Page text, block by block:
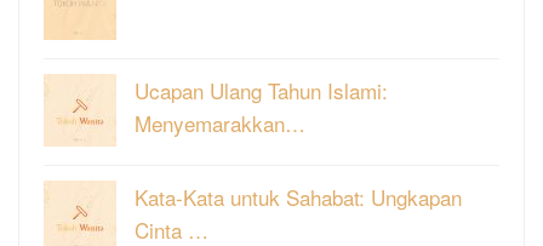
Ucapan Ulang Tahun Islami:
Menyemarakkan…
Kata-Kata untuk Sahabat: Ungkapan
Cinta …